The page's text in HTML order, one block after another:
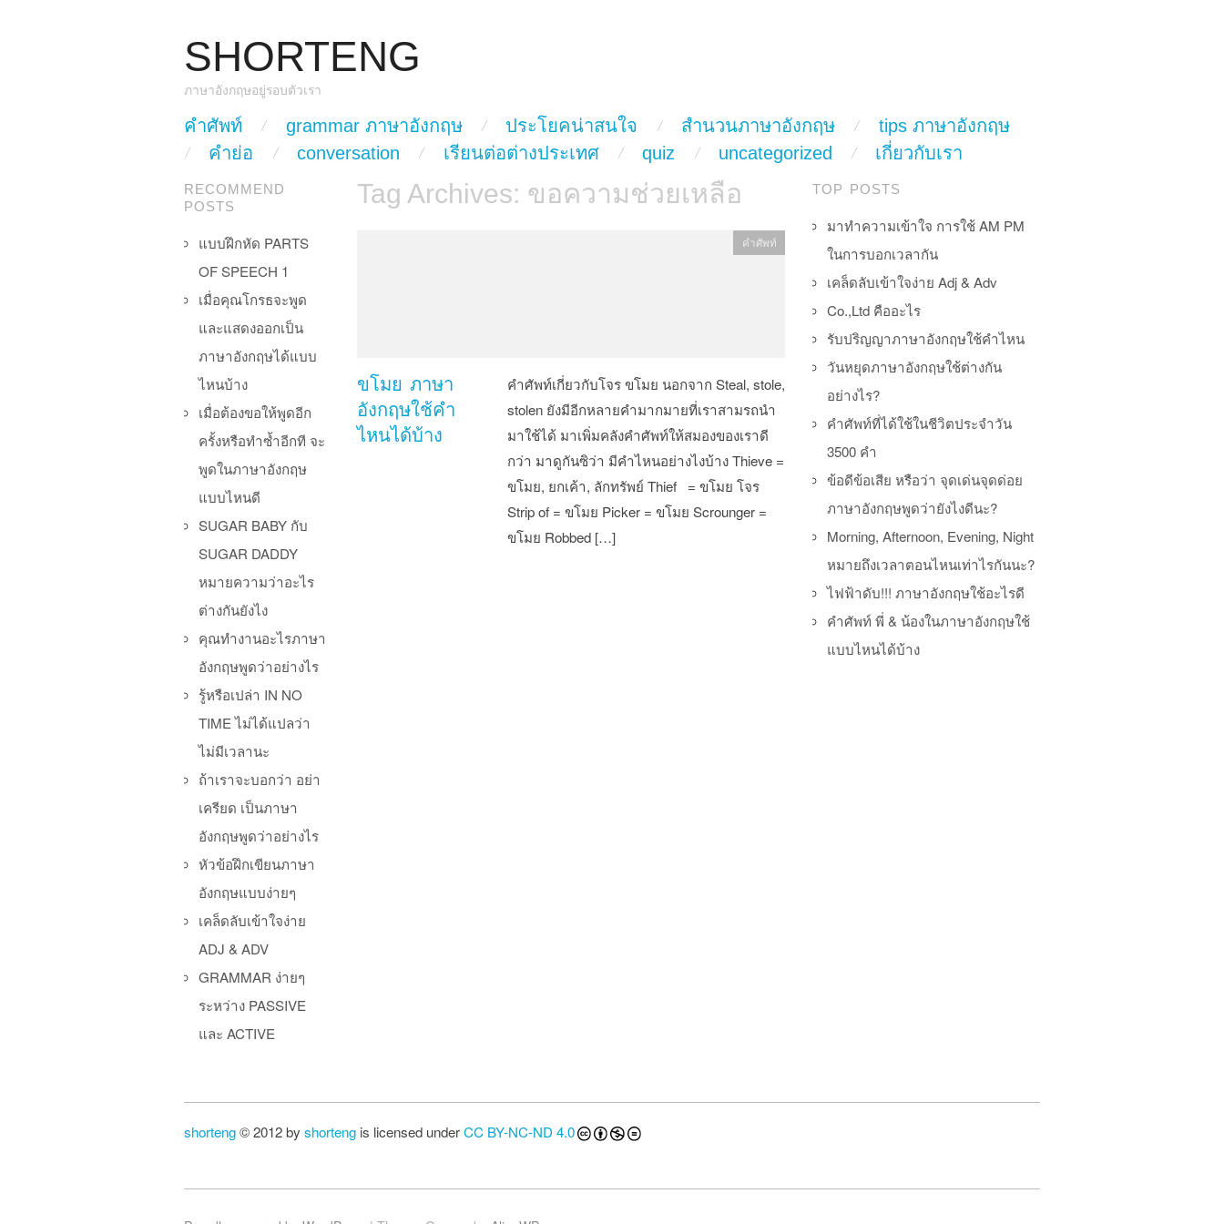
SHORTENG
ภาษาอังกฤษอยู่รอบตัวเรา
Main Menu
skip to content
คำศัพท์ grammar ภาษาอังกฤษ ประโยคน่าสนใจ สำนวนภาษาอังกฤษ
tips ภาษาอังกฤษ
คำย่อ
conversation เรียนต่อต่างประเทศ quiz uncategorized เกี่ยวกับเรา
Tag Archives: ขอความช่วยเหลือ
ขโมย ภาษา
อังกฤษใช้คำ
ไหนได้บ้าง
คำศัพท์เกี่ยวกับโจร ขโมย นอกจาก Steal, stole,
stolen ยังมีอีกหลายคำมากมายที่เราสามรถนำ
มาใช้ได้ มาเพิ่มคลังคำศัพท์ให้สมองของเราดี
กว่า มาดูกันซิว่า มีคำไหนอย่างไงบ้าง Thieve =
ขโมย, ยกเค้า, ลักทรัพย์ Thief = ขโมย โจร
Strip of = ขโมย Picker = ขโมย Scrounger =
ขโมย Robbed […]
คำศัพท์
RECOMMEND
POSTS
แบบฝึกหัด PARTS
OF SPEECH 1
เมื่อคุณโกรธจะพูด
และแสดงออกเป็น
ภาษาอังกฤษได้แบบ
ไหนบ้าง
เมื่อต้องขอให้พูดอีก
ครั้งหรือทำซ้ำอีกที จะ
พูดในภาษาอังกฤษ
แบบไหนดี
SUGAR BABY กับ
SUGAR DADDY
หมายความว่าอะไร
ต่างกันยังไง
คุณทำงานอะไรภาษา
อังกฤษพูดว่าอย่างไร
รู้หรือเปล่า IN NO
TIME ไม่ได้แปลว่า
ไม่มีเวลานะ
ถ้าเราจะบอกว่า อย่า
เครียด เป็นภาษา
อังกฤษพูดว่าอย่างไร
หัวข้อฝึกเขียนภาษา
อังกฤษแบบง่ายๆ
เคล็ดลับเข้าใจง่าย
ADJ & ADV
GRAMMAR ง่ายๆ
ระหว่าง PASSIVE
และ ACTIVE
TOP POSTS
มาทำความเข้าใจ การใช้ AM PM
ในการบอกเวลากัน
เคล็ดลับเข้าใจง่าย Adj & Adv
Co.,Ltd คืออะไร
รับปริญญาภาษาอังกฤษใช้คำไหน
วันหยุดภาษาอังกฤษใช้ต่างกัน
อย่างไร?
คำศัพท์ที่ได้ใช้ในชีวิตประจำวัน
3500 คำ
ข้อดีข้อเสีย หรือว่า จุดเด่นจุดด่อย
ภาษาอังกฤษพูดว่ายังไงดีนะ?
Morning, Afternoon, Evening, Night
หมายถึงเวลาตอนไหนเท่าไรกันนะ?
ไฟฟ้าดับ!!! ภาษาอังกฤษใช้อะไรดี
คำศัพท์ พี่ & น้องในภาษาอังกฤษใช้
แบบไหนได้บ้าง
shorteng© 2012 by shorteng is licensed underCC BY-NC-ND 4.0